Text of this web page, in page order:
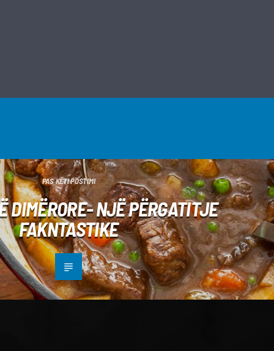
PAS KËTI POSTIMI
DIMËRORE- NJË PËRGATITJE
FAKNTASTIKE